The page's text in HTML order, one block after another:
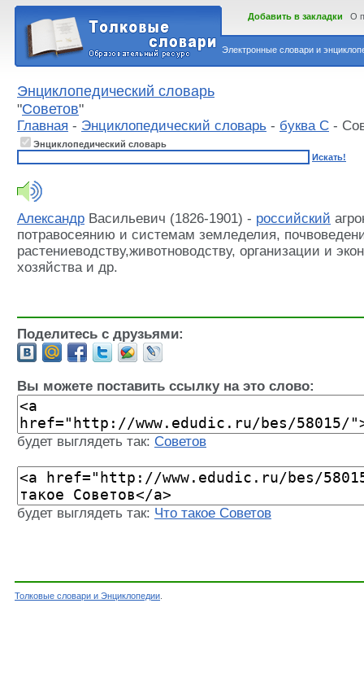
Электронные словари и
Добавить в закладки О
Энциклопедический словарь
"Советов"
Главная - Энциклопедический словарь - буква С -
Энциклопедический словарь
Искать!
Александр Васильевич (1826-1901) - российский
потравосеянию и системам земледелия,
растениеводству,животноводству, организации и
хозяйства и др.
Поделитесь с друзьями:
Вы можете поставить ссылку на это слово:
будет выглядеть так: Советов
будет выглядеть так: Что такое Советов
Толковые словари и Энциклопедии